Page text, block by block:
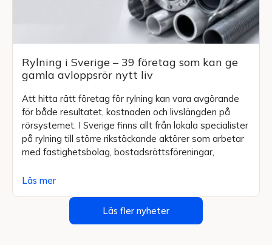
Rylning i Sverige – 39 företag som kan ge
gamla avloppsrör nytt liv
Att hitta rätt företag för rylning kan vara avgörande
för både resultatet, kostnaden och livslängden på
rörsystemet. I Sverige finns allt från lokala specialister
på rylning till större rikstäckande aktörer som arbetar
med fastighetsbolag, bostadsrättsföreningar,
Läs mer
Läs fler nyheter